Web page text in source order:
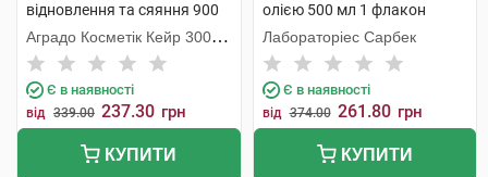
відновлення та сяяння 900
мл 1 флакон
Аградо Косметік Кейр 3000
С.Л.У.
Є в наявності
від 339.00 237.30 грн
КУПИТИ
олією 500 мл 1 флакон
Лабораторіес Сарбек
Є в наявності
від 374.00 261.80 грн
КУПИТИ